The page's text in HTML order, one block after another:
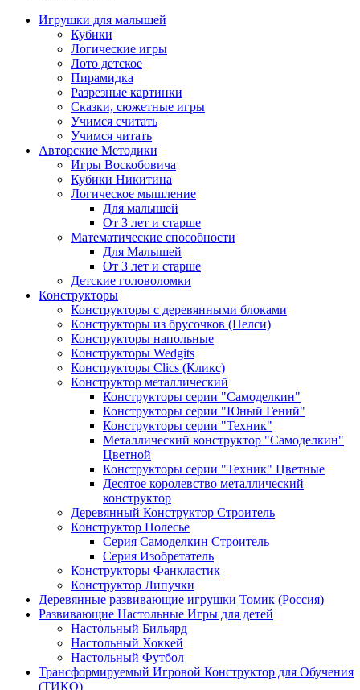
Игрушки для малышей
Кубики
Логические игры
Лото детское
Пирамидка
Разрезные картинки
Сказки, сюжетные игры
Учимся считать
Учимся читать
Авторские Методики
Игры Воскобовича
Кубики Никитина
Логическое мышление
Для малышей
От 3 лет и старше
Математические способности
Для Малышей
От 3 лет и старше
Детские головоломки
Конструкторы
Конструкторы с деревянными блоками
Конструкторы из брусочков (Пелси)
Конструкторы напольные
Конструкторы Wedgits
Конструкторы Clics (Кликс)
Конструктор металлический
Конструкторы серии "Самоделкин"
Конструкторы серии "Юный Гений"
Конструкторы серии "Техник"
Металлический конструктор "Самоделкин"
Цветной
Конструкторы серии "Техник" Цветные
Десятое королевство металлический
конструктор
Деревянный Конструктор Строитель
Конструктор Полесье
Серия Самоделкин Строитель
Серия Изобретатель
Конструкторы Фанкластик
Конструктор Липучки
Деревянные развивающие игрушки Томик (Россия)
Развивающие Настольные Игры для детей
Настольный Бильярд
Настольный Хоккей
Настольный Футбол
Трансформируемый Игровой Конструктор для Обучения
(ТИКО)